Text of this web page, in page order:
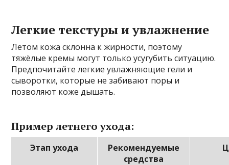
Легкие текстуры и увлажнение
Летом кожа склонна к жирности, поэтому
тяжёлые кремы могут только усугубить ситуацию.
Предпочитайте легкие увлажняющие гели и
сыворотки, которые не забивают поры и
позволяют коже дышать.
Пример летнего ухода:
Этап ухода
Рекомендуемые
средства